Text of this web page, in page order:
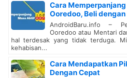
Cara
Ooredoo, Beli
AndroidBaru.info –
Ooredoo atau Mentari
hal terdesak yang tidak terduga.
kehabisan...
Cara Mendapatkan
Dengan Cepat